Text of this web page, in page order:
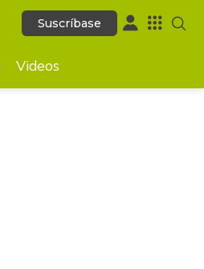
Suscríbase
Suscríbase
Videos